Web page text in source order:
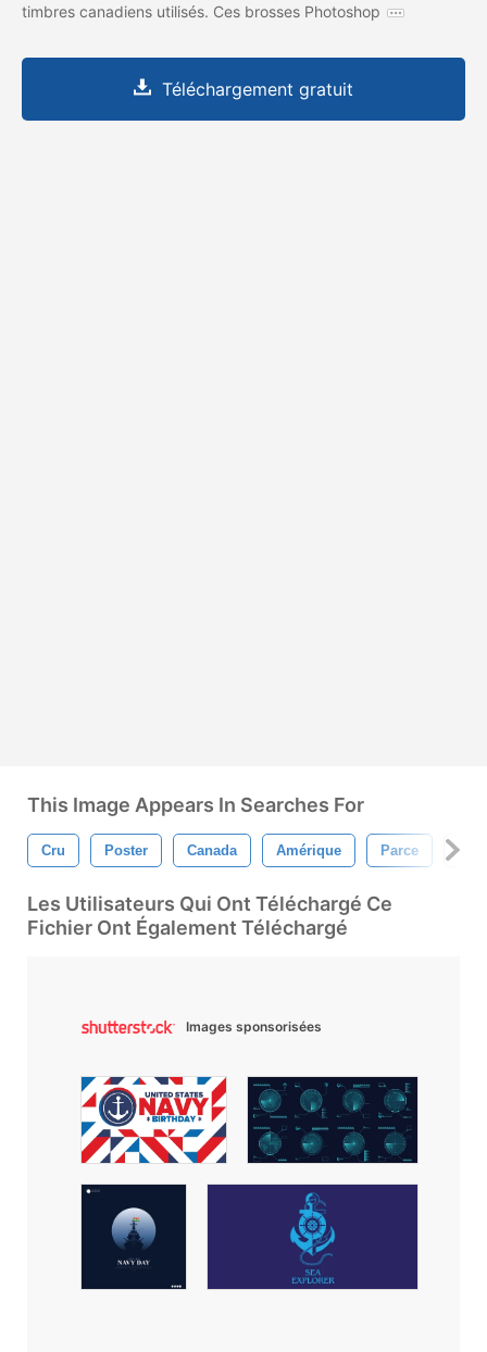
timbres canadiens utilisés. Ces brosses Photoshop
Téléchargement gratuit
This Image Appears In Searches For
Cru Poster Canada Amérique Parce
Les Utilisateurs Qui Ont Téléchargé Ce
Fichier Ont Également Téléchargé
Images sponsorisées